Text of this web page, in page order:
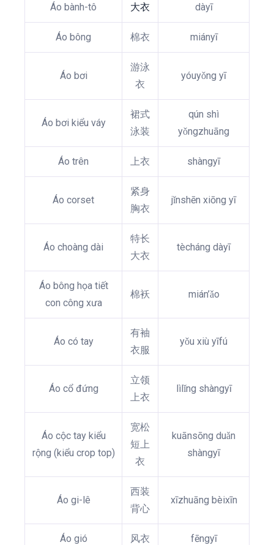
Áo bành-tô 大衣 dàyī
Áo bông 棉衣 miányī
Áo bơi
游泳
衣
yóuyǒng yī
Áo bơi kiểu váy
裙式
泳装
qún shì
yǒngzhuāng
Áo trên 上衣 shàngyī
Áo corset
紧身
胸衣
jǐnshēn xiōng yī
Áo choàng dài
特长
大衣
tècháng dàyī
Áo bông họa tiết
con công xưa
棉袄 mián’ǎo
Áo có tay
有袖
衣服
yǒu xiù yīfú
Áo cổ đứng
立领
上衣
lìlǐng shàngyī
Áo cộc tay kiểu
rộng (kiểu crop top)
宽松
短上
衣
kuānsōng duǎn
shàngyī
Áo gi-lê
西装
背心
xīzhuāng bèixīn
Áo gió 风衣 fēngyī